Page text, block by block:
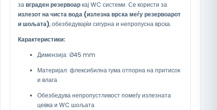
завграден резервоаркај WC системи. Се користи за
излезот на чиста вода (излезна врска меѓу резервоарот
и шољата), обезбедувајќи сигурна и непропусна врска.
Карактеристики:
Димензија: Ø45 mm
Материјал: флексибилна гума отпорна на притисок
и влага
Обезбедува непропустливост помеѓу излезната
цевка и WC шољата